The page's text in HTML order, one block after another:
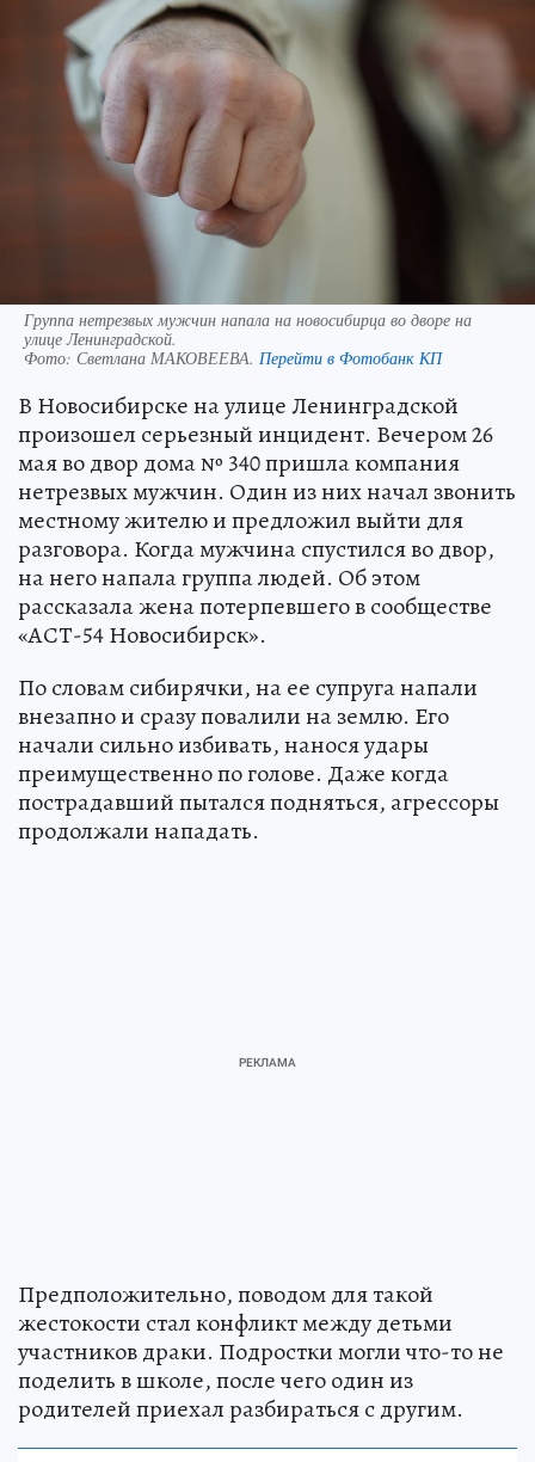
Группа нетрезвых мужчин напала на новосибирца во дворе на
улице Ленинградской.
Фото: Светлана МАКОВЕЕВА. Перейти в Фотобанк КП
В Новосибирске на улице Ленинградской
произошел серьезный инцидент. Вечером 26
мая во двор дома № 340 пришла компания
нетрезвых мужчин. Один из них начал звонить
местному жителю и предложил выйти для
разговора. Когда мужчина спустился во двор,
на него напала группа людей. Об этом
рассказала жена потерпевшего в сообществе
«АСТ-54 Новосибирск».
По словам сибирячки, на ее супруга напали
внезапно и сразу повалили на землю. Его
начали сильно избивать, нанося удары
преимущественно по голове. Даже когда
пострадавший пытался подняться, агрессоры
продолжали нападать.
Предположительно, поводом для такой
жестокости стал конфликт между детьми
участников драки. Подростки могли что-то не
поделить в школе, после чего один из
родителей приехал разбираться с другим.